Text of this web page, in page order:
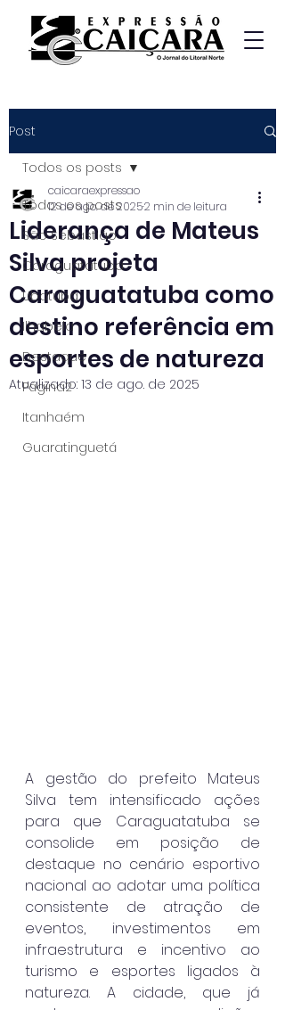
Post
Todos os posts
São Sebastião
Caraguatatuba
Ubatuba
Ilhabela
Destaque
Página2
Itanhaém
Guaratinguetá
Todos os posts
Liderança de Mateus
Silva projeta
Caraguatatuba como
destino referência em
esportes de natureza
caicaraexpressao
12 de ago. de 20252 min de leitura
Atualizado: 13 de ago. de 2025
A gestão do prefeito Mateus
Silva tem intensificado ações
para que Caraguatatuba se
consolide em posição de
destaque no cenário esportivo
nacional ao adotar uma política
consistente de atração de
eventos, investimentos em
infraestrutura e incentivo ao
turismo e esportes ligados à
natureza. A cidade, que já